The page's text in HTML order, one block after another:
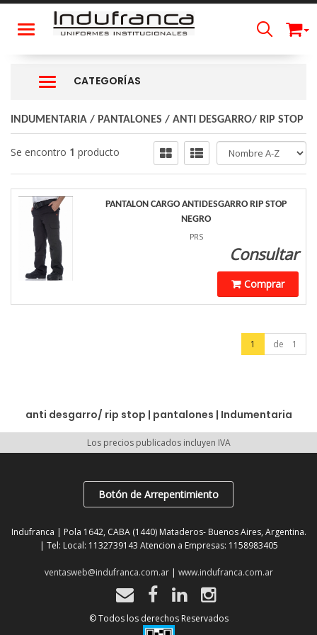
Toggle navigation
Navigation ein-/ausblenden
CATEGORÍAS
INDUMENTARIA / PANTALONES / ANTI DESGARRO/ RIP STOP
Se encontro 1 producto
PANTALON CARGO ANTIDESGARRO RIP STOP
NEGRO
PRS
Consultar
Comprar
1 de 1
anti desgarro/ rip stop | pantalones | Indumentaria
Los precios publicados incluyen IVA
Botón de Arrepentimiento
Indufranca | Pola 1642, CABA (1440) Mataderos- Buenos Aires, Argentina.
| Tel: Local: 1132739143 Atencion a Empresas: 1158983405
ventasweb@indufranca.com.ar| www.indufranca.com.ar
© Todos los derechos Reservados